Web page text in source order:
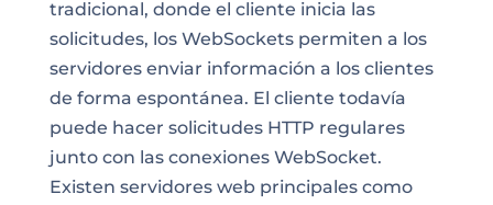
tradicional, donde el cliente inicia las
solicitudes, los WebSockets permiten a los
servidores enviar información a los clientes
de forma espontánea. El cliente todavía
puede hacer solicitudes HTTP regulares
junto con las conexiones WebSocket.
Existen servidores web principales como